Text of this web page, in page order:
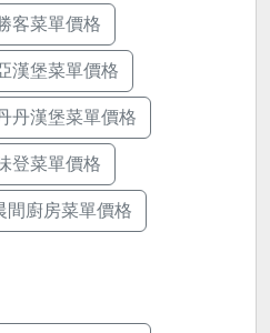
客菜單價格
漢堡菜單價格
丹漢堡菜單價格
登菜單價格
間廚房菜單價格